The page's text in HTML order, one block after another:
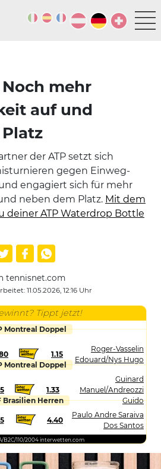
mehr
auf und
der ATP setzt sich
gegen Einweg-
engagiert sich für mehr
neben dem Platz. Mit dem
deiner ATP Waterdrop Bottle
tennisnet.com
11.05.2026, 12:16 Uhr
Tippt jetzt!
Montreal Doppel
1.15
Roger-Vasselin
Edouard/Nys Hugo
Montreal Doppel
1.33
Guinard
Manuel/Andreozzi
Guido
Brasilien Herren
4.40
Paulo Andre Saraiva
Dos Santos
B2C/110/2004 interwetten.com